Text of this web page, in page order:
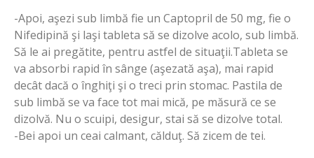
-Apoi, aşezi sub limbă fie un Captopril de 50 mg, fie o
Nifedipină şi laşi tableta să se dizolve acolo, sub limbă.
Să le ai pregătite, pentru astfel de situaţii.Tableta se
va absorbi rapid în sânge (aşezată aşa), mai rapid
decât dacă o înghiţi şi o treci prin stomac. Pastila de
sub limbă se va face tot mai mică, pe măsură ce se
dizolvă. Nu o scuipi, desigur, stai să se dizolve total.
-Bei apoi un ceai calmant, călduţ. Să zicem de tei.